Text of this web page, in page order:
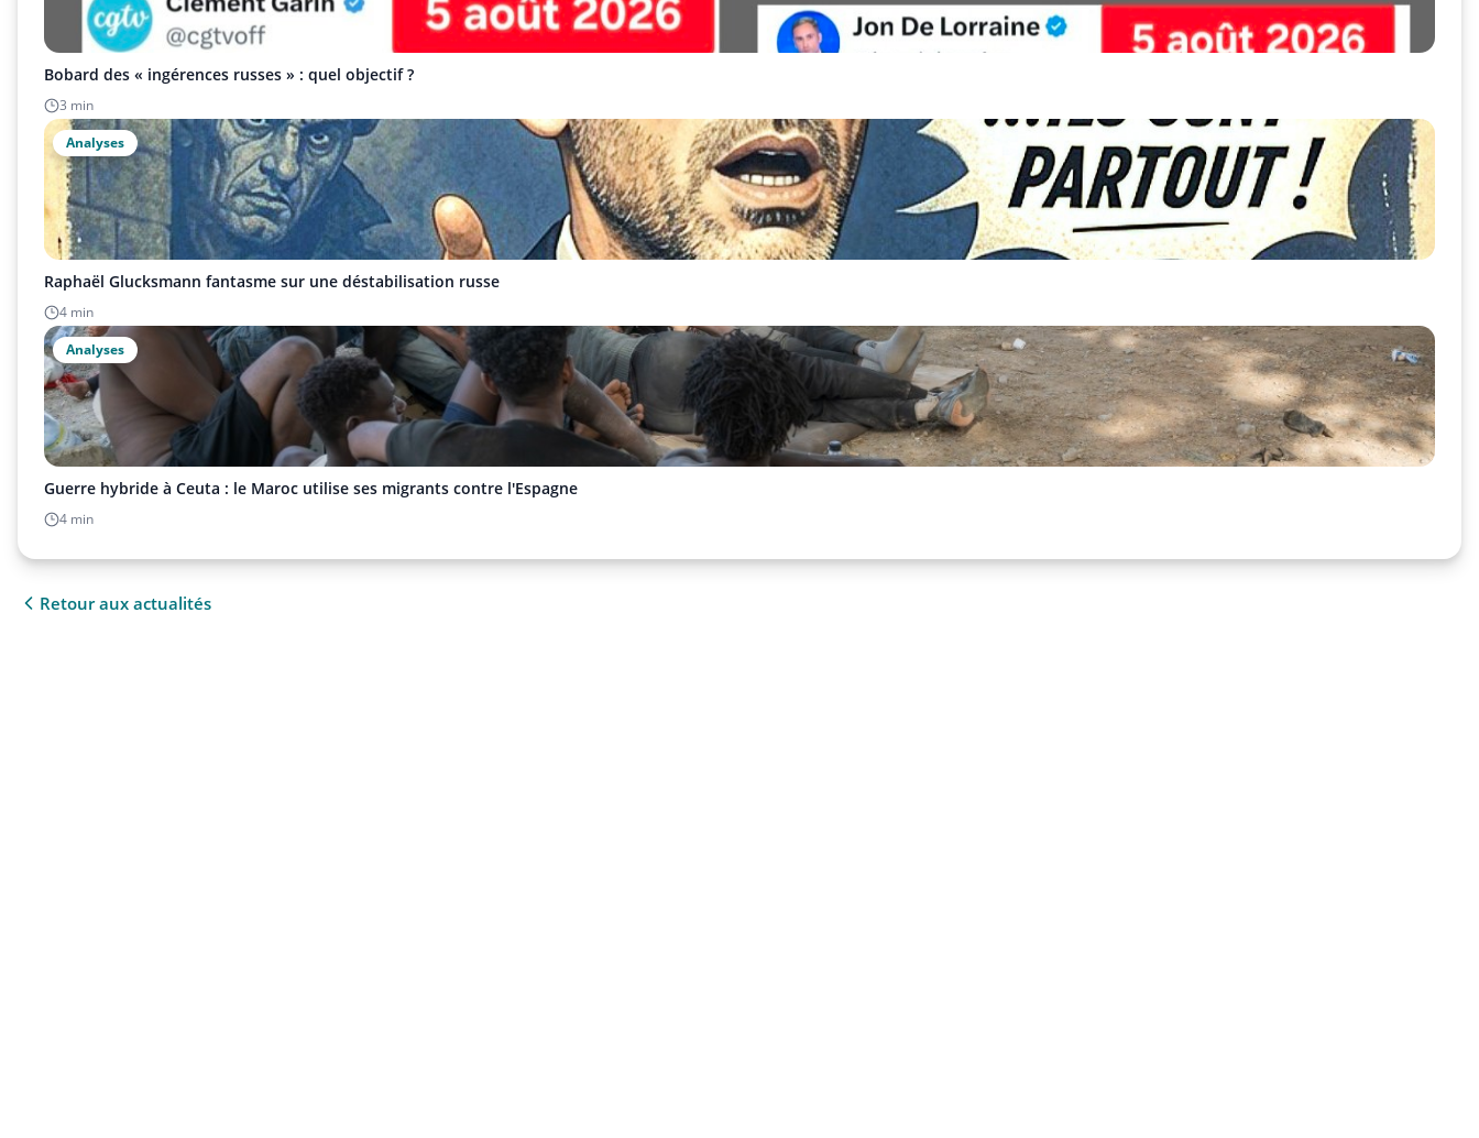
Bobard des « ingérences russes » : quel objectif ?
3 min
Analyses
Raphaël Glucksmann fantasme sur une déstabilisation russe
4 min
Analyses
Guerre hybride à Ceuta : le Maroc utilise ses migrants contre l'Espagne
4 min
Retour aux actualités